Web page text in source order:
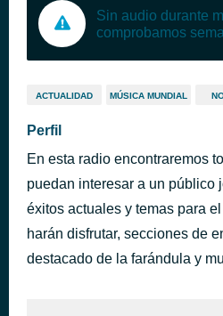
Sin audio durante
comprobamos
ACTUALIDAD MÚSICA MUNDIAL
Perfil
En esta radio encontraremos
puedan interesar a un público
éxitos actuales y temas para
harán disfrutar, secciones de
destacado de la farándula y